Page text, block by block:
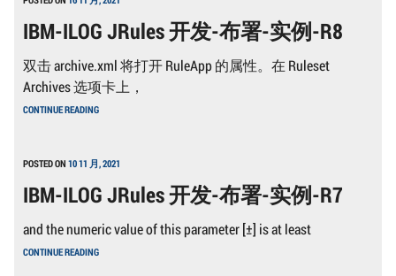
件
的
分
及
规
则
处
布
署-
实
R9
IBM-ILOG JRules 开发-布署-实例-R8
双击 archive.xml 将打开 RuleApp 的属性。在 Ruleset
Archives 选项卡上，
CONTINUE READING
ILOG
发-
布
署-
实
R8
POSTED ON 10 11 月, 2021
IBM-ILOG JRules 开发-布署-实例-R7
and the numeric value of this parameter [±] is at least
CONTINUE READINGIBM-
ILOG